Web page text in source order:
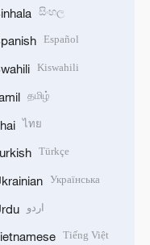
සිංහල
Español
Kiswahili
தமிழ்
ไทย
Türkçe
Українська
اردو
Tiếng Việt